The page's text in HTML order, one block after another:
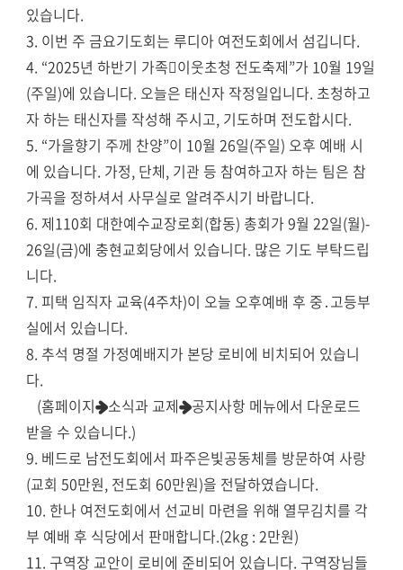
있습니다.
3. 이번 주 금요기도회는 루디아 여전도회에서 섬깁니다.
4. “2025년 하반기 가족이웃초청 전도축제”가 10월 19일
(주일)에 있습니다. 오늘은 태신자 작정일입니다. 초청하고
자 하는 태신자를 작성해 주시고, 기도하며 전도합시다.
5. “가을향기 주께 찬양”이 10월 26일(주일) 오후 예배 시
에 있습니다. 가정, 단체, 기관 등 참여하고자 하는 팀은 참
가곡을 정하셔서 사무실로 알려주시기 바랍니다.
6. 제110회 대한예수교장로회(합동) 총회가 9월 22일(월)-
26일(금)에 충현교회당에서 있습니다. 많은 기도 부탁드립
니다.
7. 피택 임직자 교육(4주차)이 오늘 오후예배 후 중․고등부
실에서 있습니다.
8. 추석 명절 가정예배지가 본당 로비에 비치되어 있습니
다.
(홈페이지➜소식과 교제➜공지사항 메뉴에서 다운로드
받을 수 있습니다.)
9. 베드로 남전도회에서 파주은빛공동체를 방문하여 사랑
(교회 50만원, 전도회 60만원)을 전달하였습니다.
10. 한나 여전도회에서 선교비 마련을 위해 열무김치를 각
부 예배 후 식당에서 판매합니다.(2kg : 2만원)
11. 구역장 교안이 로비에 준비되어 있습니다. 구역장님들